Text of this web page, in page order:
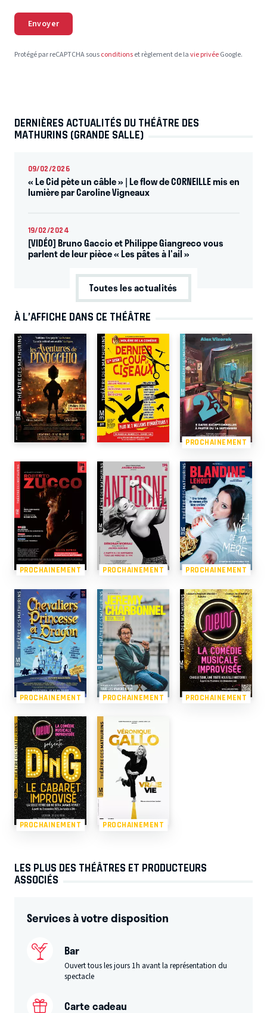
Envoyer
Protégé par reCAPTCHA sousconditionset règlement de lavie privéeGoogle.
DERNIÈRES ACTUALITÉS DU THÉÂTRE DES
MATHURINS (GRANDE SALLE)
09/02/2026
« Le Cid pète un câble » | Le flow de CORNEILLE mis en
lumière par Caroline Vigneaux
19/02/2024
[VIDÉO] Bruno Gaccio et Philippe Giangreco vous
parlent de leur pièce « Les pâtes à l'ail »
Toutes les actualités
À L’AFFICHE DANS CE THÉÂTRE
PROCHAINEMENT
PROCHAINEMENT PROCHAINEMENT PROCHAINEMENT
PROCHAINEMENT PROCHAINEMENT PROCHAINEMENT
PROCHAINEMENT PROCHAINEMENT
LES PLUS DES THÉÂTRES ET PRODUCTEURS
ASSOCIÉS
Services à votre disposition
Bar
Ouvert tous les jours 1h avant la représentation du
spectacle
Carte cadeau